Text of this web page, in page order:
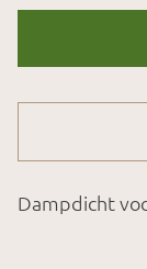
Dampdicht